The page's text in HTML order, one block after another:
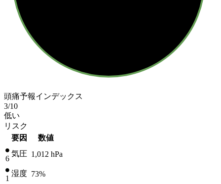
頭痛予報インデックス
3/10
低い
リスク
要因
数値
6
気圧 1,012 hPa
1
湿度 73%